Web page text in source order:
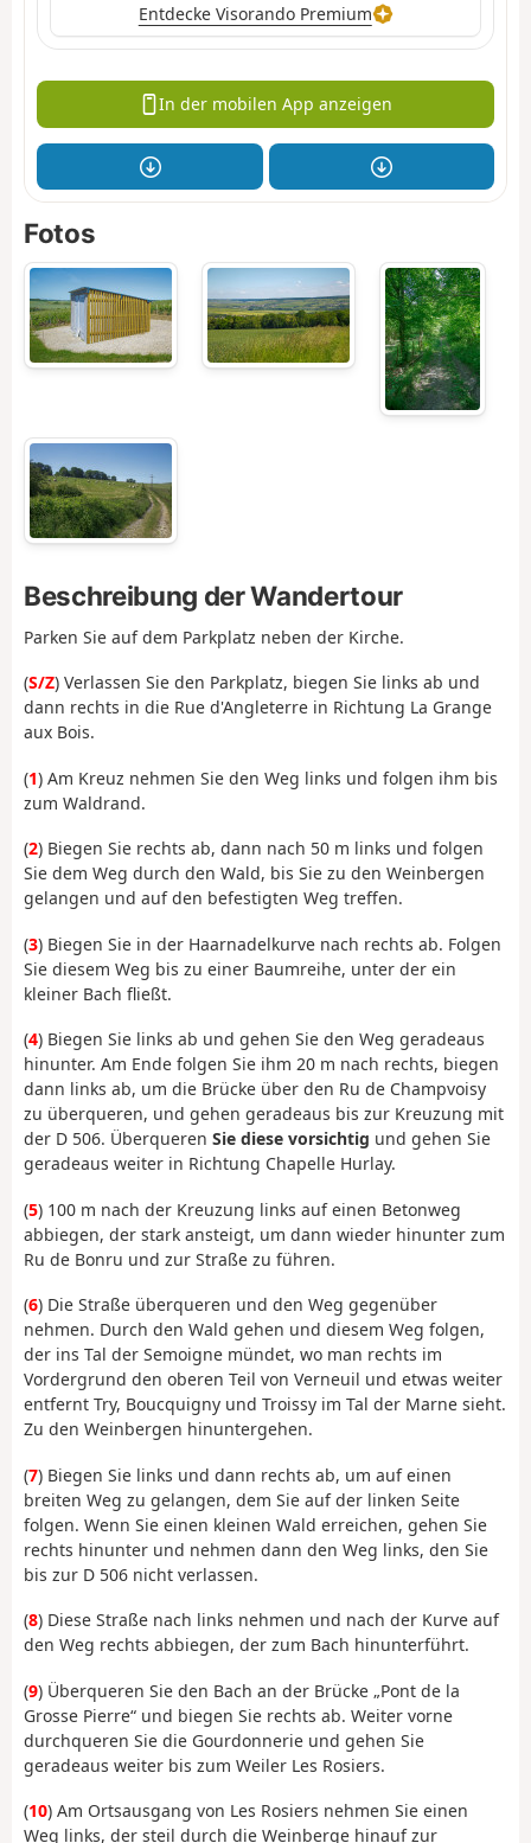
Entdecke Visorando Premium
In der mobilen App anzeigen
Fotos
Beschreibung der Wandertour
Parken Sie auf dem Parkplatz neben der Kirche.
(S/Z) Verlassen Sie den Parkplatz, biegen Sie links ab und
dann rechts in die Rue d'Angleterre in Richtung La Grange
aux Bois.
(1) Am Kreuz nehmen Sie den Weg links und folgen ihm bis
zum Waldrand.
(2) Biegen Sie rechts ab, dann nach 50 m links und folgen
Sie dem Weg durch den Wald, bis Sie zu den Weinbergen
gelangen und auf den befestigten Weg treffen.
(3) Biegen Sie in der Haarnadelkurve nach rechts ab. Folgen
Sie diesem Weg bis zu einer Baumreihe, unter der ein
kleiner Bach fließt.
(4) Biegen Sie links ab und gehen Sie den Weg geradeaus
hinunter. Am Ende folgen Sie ihm 20 m nach rechts, biegen
dann links ab, um die Brücke über den Ru de Champvoisy
zu überqueren, und gehen geradeaus bis zur Kreuzung mit
der D 506. Überqueren Sie diese vorsichtig und gehen Sie
geradeaus weiter in Richtung Chapelle Hurlay.
(5) 100 m nach der Kreuzung links auf einen Betonweg
abbiegen, der stark ansteigt, um dann wieder hinunter zum
Ru de Bonru und zur Straße zu führen.
(6) Die Straße überqueren und den Weg gegenüber
nehmen. Durch den Wald gehen und diesem Weg folgen,
der ins Tal der Semoigne mündet, wo man rechts im
Vordergrund den oberen Teil von Verneuil und etwas weiter
entfernt Try, Boucquigny und Troissy im Tal der Marne sieht.
Zu den Weinbergen hinuntergehen.
(7) Biegen Sie links und dann rechts ab, um auf einen
breiten Weg zu gelangen, dem Sie auf der linken Seite
folgen. Wenn Sie einen kleinen Wald erreichen, gehen Sie
rechts hinunter und nehmen dann den Weg links, den Sie
bis zur D 506 nicht verlassen.
(8) Diese Straße nach links nehmen und nach der Kurve auf
den Weg rechts abbiegen, der zum Bach hinunterführt.
(9) Überqueren Sie den Bach an der Brücke „Pont de la
Grosse Pierre“ und biegen Sie rechts ab. Weiter vorne
durchqueren Sie die Gourdonnerie und gehen Sie
geradeaus weiter bis zum Weiler Les Rosiers.
(10) Am Ortsausgang von Les Rosiers nehmen Sie einen
Weg links, der steil durch die Weinberge hinauf zur